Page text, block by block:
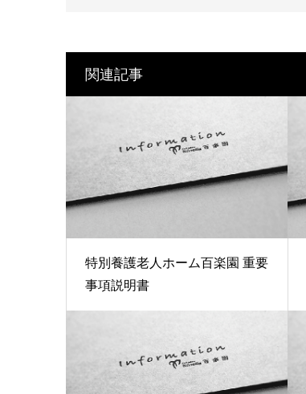
関連記事
特別養護老人ホーム百楽園 重要
事項説明書